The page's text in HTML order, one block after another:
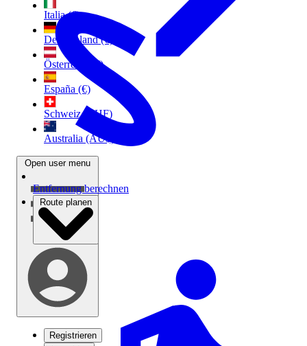
Italia (€)
Deutschland (€)
Österreich (€)
España (€)
Schweiz (CHF)
Australia (AU$)
Open user menu
Registrieren
Entfernung berechnen
Route planen